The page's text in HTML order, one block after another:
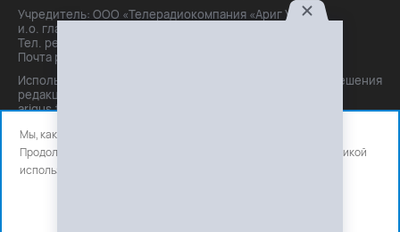
Учредитель: ООО «Телерадиокомпания «Ариг Ус»,
и.о. главного редактора: Маханова О.Б.
Тел. peдakции: +7(3012)21-30-14,
Почта peдakции: editor@arigus.tv
Использование материалов только с письменного разрешения
редакции. При цитировании прямая активная ссылка на
arigus.tv обязательна.
Мы, как и все используем файлы cookie и сервисы аналитики.
Продолжая использовать сайт, вы соглашаетесь с нашей
политикой
использования